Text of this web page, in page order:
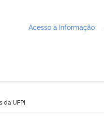
Acesso à Informação
da UFPI